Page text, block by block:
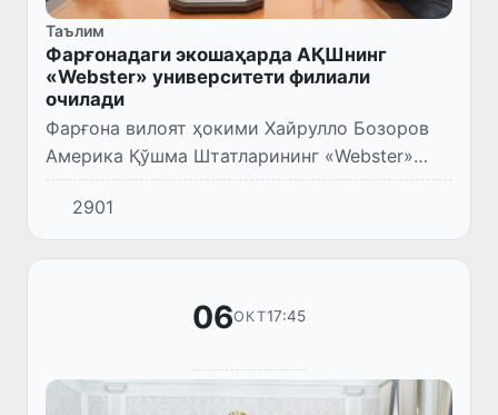
Таълим
Фарғонадаги экошаҳарда АҚШнинг
«Webster» университети филиали
очилади
Фарғона вилоят ҳокими Хайрулло Бозоров
Америка Қўшма Штатларининг «Webster»
университети президенти, доктор Джулиан
Шустер бошчилигидаги делегацияни қабул
қилди.
2901
06ОКТ17:45